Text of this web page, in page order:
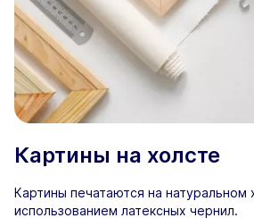
Картины на холсте
Картины печатаются на натуральном
использованием латексных чернил.